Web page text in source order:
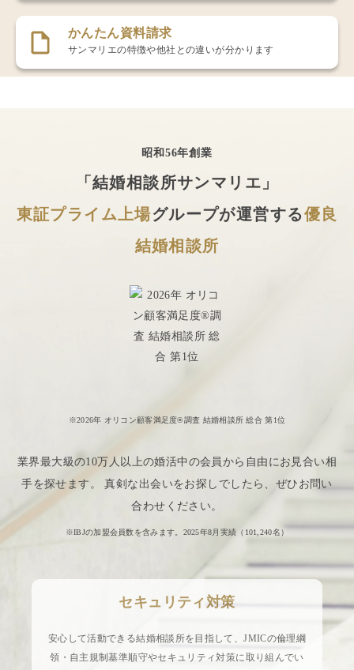
かんたん資料請求
サンマリエの特徴や他社との違いが分かります
昭和56年創業
「結婚相談所サンマリエ」
東証プライム上場グループが運営する優良
結婚相談所
※2026年 オリコン顧客満足度®調査 結婚相談所 総合 第1位
業界最大級の10万人以上の婚活中の会員から自由にお見合い相
手を探せます。 真剣な出会いをお探しでしたら、ぜひお問い
合わせください。
※IBJの加盟会員数を含みます。2025年8月実績（ 101,240名）
セキュリティ対策
安心して活動できる結婚相談所を目指して、JMICの倫理綱
領・自主規制基準順守やセキュリティ対策に取り組んでい